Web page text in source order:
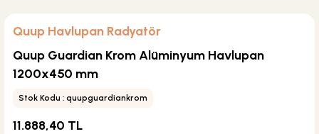
Quup Havlupan Radyatör
Quup Guardian Krom Alüminyum Havlupan
1200x450 mm
Stok Kodu : quupguardiankrom
11.888,40 TL